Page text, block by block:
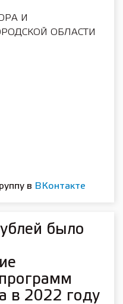
И
ОБЛАСТИ
в ВКонтакте
было
в 2022 году